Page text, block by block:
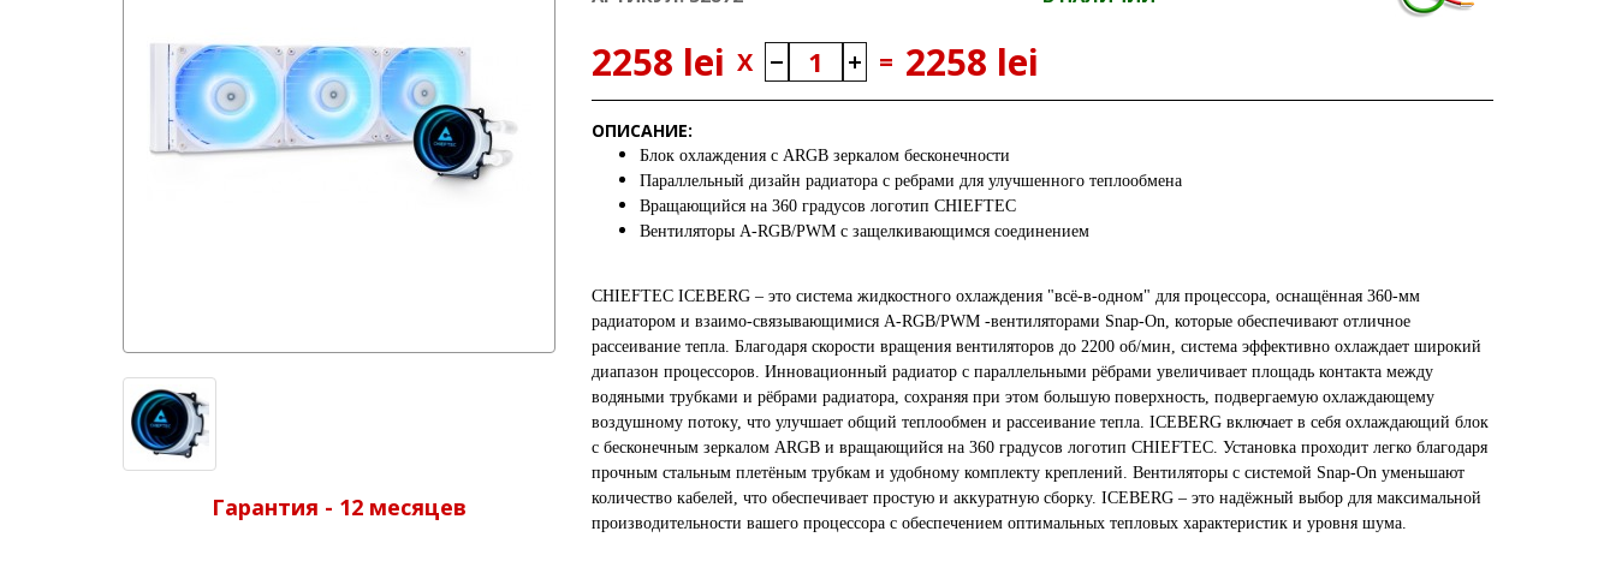
Гарантия - 12 месяцев
2258 lei X = 2258 lei
ОПИСАНИЕ:
Блок охлаждения с ARGB зеркалом бесконечности
Параллельный дизайн радиатора с ребрами для улучшенного теплообмена
Вращающийся на 360 градусов логотип CHIEFTEC
Вентиляторы A-RGB/PWM с защелкивающимся соединением
CHIEFTEC ICEBERG – это система жидкостного охлаждения "всё-в-одном" для процессора, оснащённая 360-мм
радиатором и взаимо-связывающимися A-RGB/PWM -вентиляторами Snap-On, которые обеспечивают отличное
рассеивание тепла. Благодаря скорости вращения вентиляторов до 2200 об/мин, система эффективно охлаждает широкий
диапазон процессоров. Инновационный радиатор с параллельными рёбрами увеличивает площадь контакта между
водяными трубками и рёбрами радиатора, сохраняя при этом большую поверхность, подвергаемую охлаждающему
воздушному потоку, что улучшает общий теплообмен и рассеивание тепла. ICEBERG включает в себя охлаждающий блок
с бесконечным зеркалом ARGB и вращающийся на 360 градусов логотип CHIEFTEC. Установка проходит легко благодаря
прочным стальным плетёным трубкам и удобному комплекту креплений. Вентиляторы с системой Snap-On уменьшают
количество кабелей, что обеспечивает простую и аккуратную сборку. ICEBERG – это надёжный выбор для максимальной
производительности вашего процессора с обеспечением оптимальных тепловых характеристик и уровня шума.